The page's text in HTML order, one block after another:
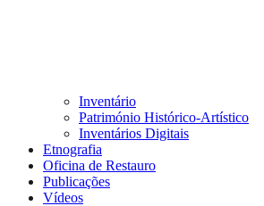
Inventário
Património Histórico-Artístico
Inventários Digitais
Etnografia
Oficina de Restauro
Publicações
Vídeos